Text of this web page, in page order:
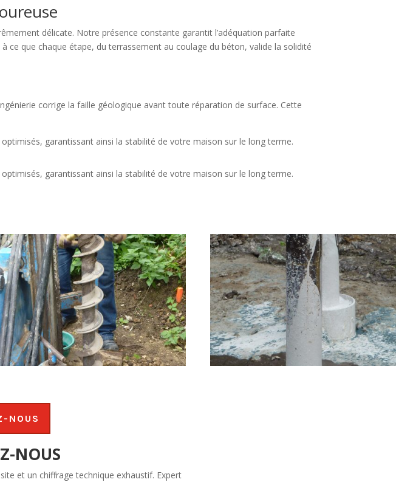
délicate. Notre présence constante garantit l’adéquation parfaite
ce que chaque étape, du terrassement au coulage du béton, valide la solidité
corrige la faille géologique avant toute réparation de surface. Cette
garantissant ainsi la stabilité de votre maison sur le long terme.
garantissant ainsi la stabilité de votre maison sur le long terme.
NOUS
NOUS
et un chiffrage technique exhaustif. Expert